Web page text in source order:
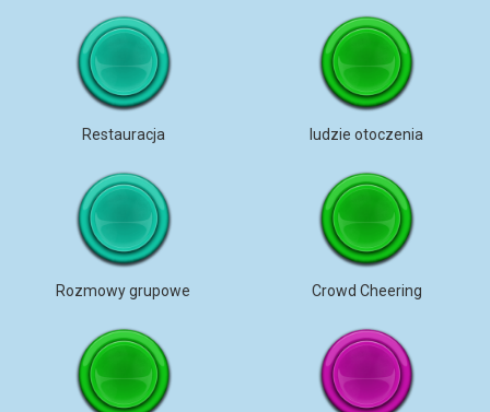
Restauracja ludzie otoczenia
Rozmowy grupowe Crowd Cheering